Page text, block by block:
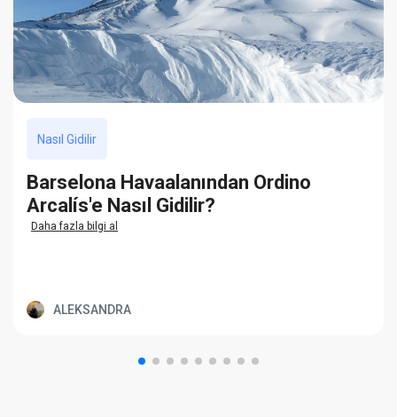
Nasıl Gidilir
Barselona Havaalanından Ordino
Arcalís'e Nasıl Gidilir?
Daha fazla bilgi al
ALEKSANDRA